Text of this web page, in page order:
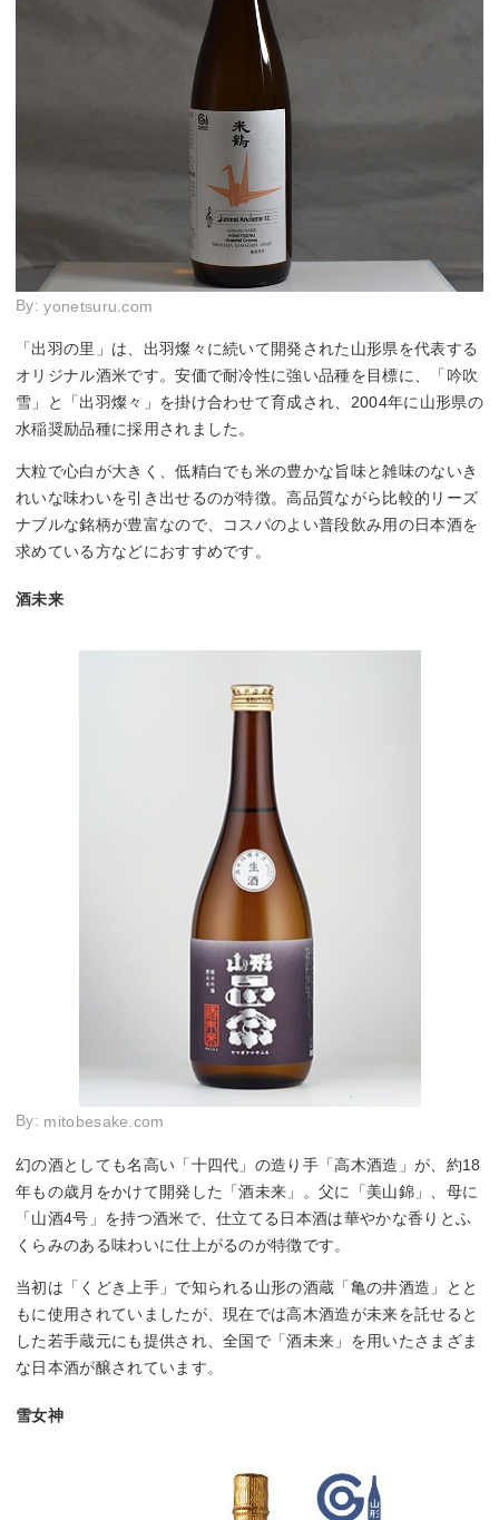
By:yonetsuru.com
「出羽の里」は、出羽燦々に続いて開発された山形県を代表する
オリジナル酒米です。安価で耐冷性に強い品種を目標に、「吟吹
雪」と「出羽燦々」を掛け合わせて育成され、2004年に山形県の
水稲奨励品種に採用されました。
大粒で心白が大きく、低精白でも米の豊かな旨味と雑味のないき
れいな味わいを引き出せるのが特徴。高品質ながら比較的リーズ
ナブルな銘柄が豊富なので、コスパのよい普段飲み用の日本酒を
求めている方などにおすすめです。
酒未来
By: mitobesake.com
幻の酒としても名高い「十四代」の造り手「高木酒造」が、約18
年もの歳月をかけて開発した「酒未来」。父に「美山錦」、母に
「山酒4号」を持つ酒米で、仕立てる日本酒は華やかな香りとふ
くらみのある味わいに仕上がるのが特徴です。
当初は「くどき上手」で知られる山形の酒蔵「亀の井酒造」とと
もに使用されていましたが、現在では高木酒造が未来を託せると
した若手蔵元にも提供され、全国で「酒未来」を用いたさまざま
な日本酒が醸されています。
雪女神